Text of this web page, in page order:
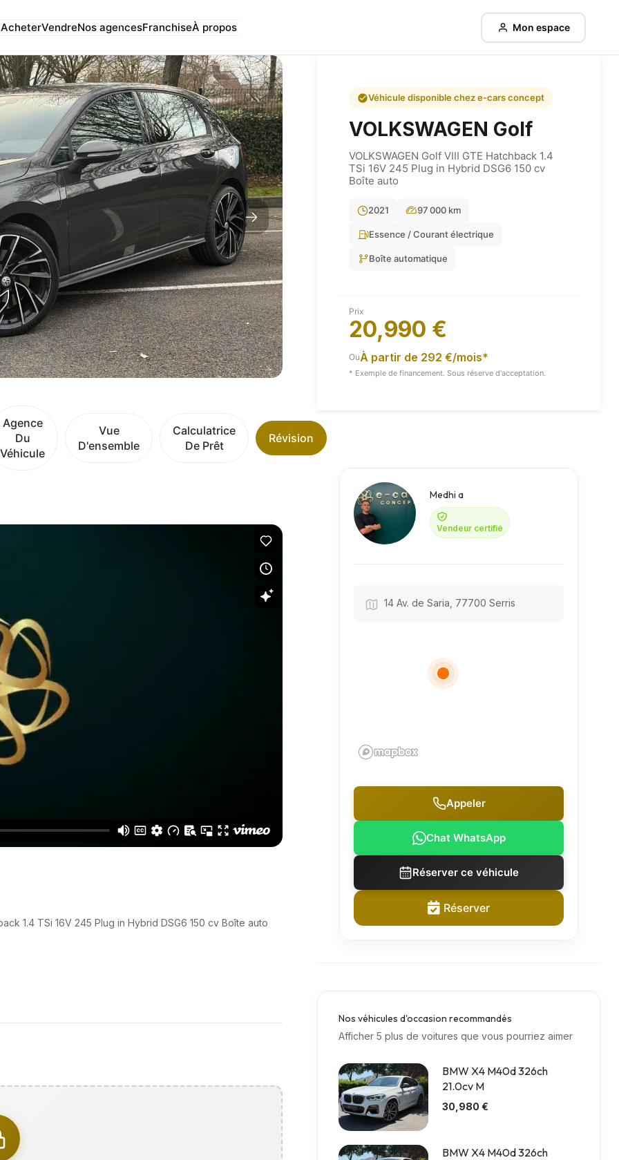
AcheterVendreNos agencesFranchiseÀ propos Mon espace
Vidéo Toutes Les Images
Agence
Du
Véhicule
Vue
D'ensemble
Calculatrice
De Prêt
Révision
1.4 TSi 16V 245 Plug in Hybrid DSG6 150 cv Boîte auto
vidéos, et recevez
déplacer !
Véhicule disponible chez e-cars concept
VOLKSWAGEN Golf
VOLKSWAGEN Golf VIII GTE Hatchback 1.4
TSi 16V 245 Plug in Hybrid DSG6 150 cv
Boîte auto
2021 97 000 km
Essence / Courant électrique
Boîte automatique
Prix
20,990 €
OuÀ partir de 292 €/mois*
* Exemple de financement. Sous réserve d'acceptation.
Medhi a
Vendeur certifié
14 Av. de Saria, 77700 Serris
Appeler
Chat WhatsApp
Réserver ce véhicule
Réserver
Nos véhicules d'occasion recommandés
Afficher 5 plus de voitures que vous pourriez aimer
BMW X4 M40d 326ch
21.0cv M
30,980 €
BMW X4 M40d 326ch